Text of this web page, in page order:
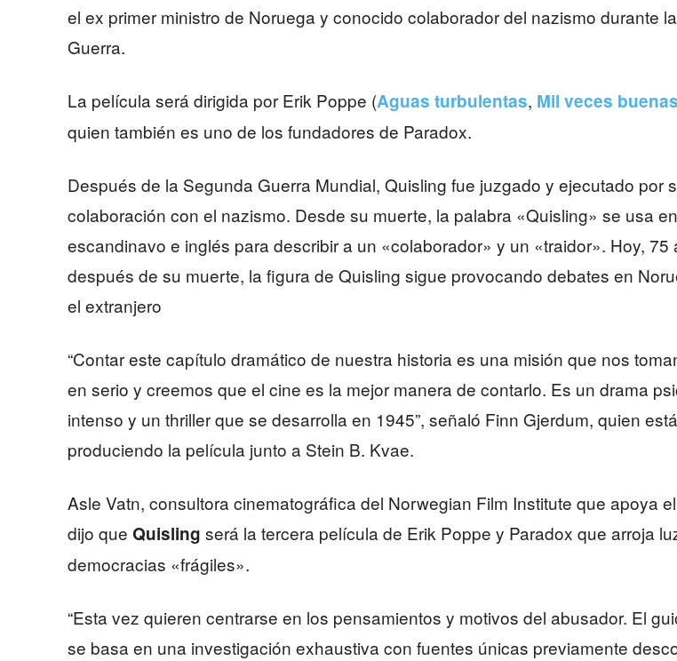
el ex primer ministro de Noruega y conocido colaborador del nazismo durante
Guerra.
La película será dirigida por Erik Poppe (Aguas turbulentas, Mil veces
quien también es uno de los fundadores de Paradox.
Después de la Segunda Guerra Mundial, Quisling fue juzgado y ejecutado por
colaboración con el nazismo. Desde su muerte, la palabra «Quisling» se usa en
escandinavo e inglés para describir a un «colaborador» y un «traidor». Hoy, 75
después de su muerte, la figura de Quisling sigue provocando debates en
el extranjero
“Contar este capítulo dramático de nuestra historia es una misión que nos
en serio y creemos que el cine es la mejor manera de contarlo. Es un drama
intenso y un thriller que se desarrolla en 1945”, señaló Finn Gjerdum, quien está
produciendo la película junto a Stein B. Kvae.
Asle Vatn, consultora cinematográfica del Norwegian Film Institute que apoya
dijo que Quisling será la tercera película de Erik Poppe y Paradox que arroja
democracias «frágiles».
“Esta vez quieren centrarse en los pensamientos y motivos del abusador. El
se basa en una investigación exhaustiva con fuentes únicas previamente